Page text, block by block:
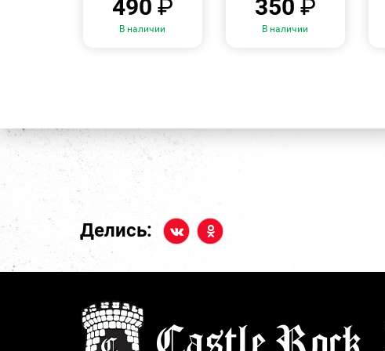
490 ₽
В наличии
350 ₽
В наличии
Делись: